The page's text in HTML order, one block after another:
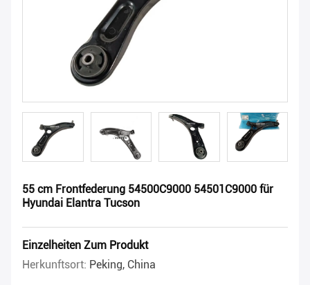
55 cm Frontfederung 54500C9000 54501C9000 für
Hyundai Elantra Tucson
Einzelheiten Zum Produkt
Herkunftsort: Peking, China